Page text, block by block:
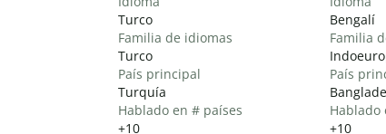
Turco
Familia de idiomas
Turco
País principal
Turquía
Hablado en # países
+10
Bengalí
Familia
País
Hablado
+10